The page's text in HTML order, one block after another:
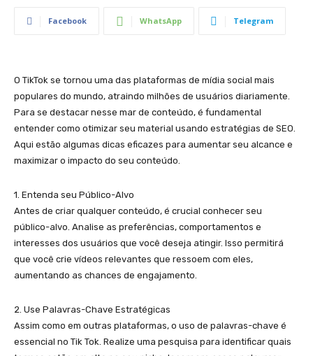
Facebook WhatsApp Telegram
O TikTok se tornou uma das plataformas de mídia social mais
populares do mundo, atraindo milhões de usuários diariamente.
Para se destacar nesse mar de conteúdo, é fundamental
entender como otimizar seu material usando estratégias de SEO.
Aqui estão algumas dicas eficazes para aumentar seu alcance e
maximizar o impacto do seu conteúdo.
1. Entenda seu Público-Alvo
Antes de criar qualquer conteúdo, é crucial conhecer seu
público-alvo. Analise as preferências, comportamentos e
interesses dos usuários que você deseja atingir. Isso permitirá
que você crie vídeos relevantes que ressoem com eles,
aumentando as chances de engajamento.
2. Use Palavras-Chave Estratégicas
Assim como em outras plataformas, o uso de palavras-chave é
essencial no Tik Tok. Realize uma pesquisa para identificar quais